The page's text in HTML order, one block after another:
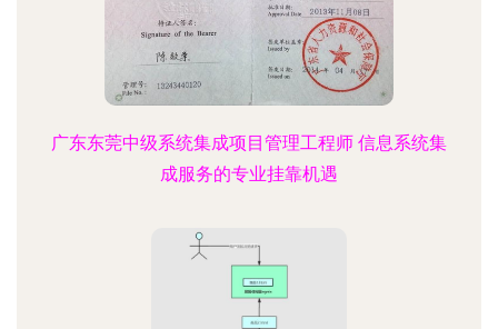
广东东莞中级系统集成项目管理工程师 信息系统集
成服务的专业挂靠机遇